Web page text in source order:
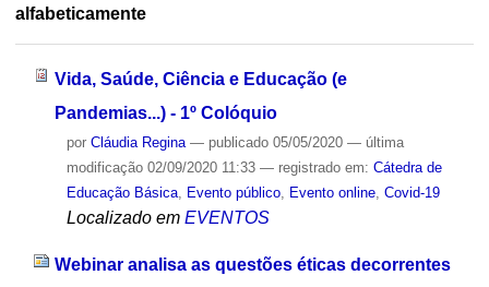
alfabeticamente
Vida, Saúde, Ciência e Educação (e
Pandemias...) - 1º Colóquio
por Cláudia Regina — publicado05/05/2020 — última
modificação02/09/2020 11:33 — registrado em: Cátedra de
Educação Básica, Evento público, Evento online, Covid-19
Localizado em EVENTOS
Webinar analisa as questões éticas decorrentes